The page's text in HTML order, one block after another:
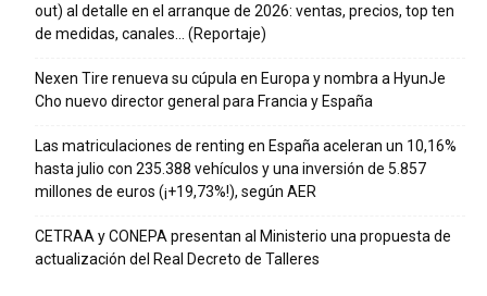
out) al detalle en el arranque de 2026: ventas, precios, top ten
de medidas, canales… (Reportaje)
Nexen Tire renueva su cúpula en Europa y nombra a HyunJe
Cho nuevo director general para Francia y España
Las matriculaciones de renting en España aceleran un 10,16%
hasta julio con 235.388 vehículos y una inversión de 5.857
millones de euros (¡+19,73%!), según AER
CETRAA y CONEPA presentan al Ministerio una propuesta de
actualización del Real Decreto de Talleres